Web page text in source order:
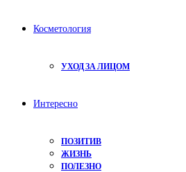
Косметология
УХОД ЗА ЛИЦОМ
Интересно
ПОЗИТИВ
ЖИЗНЬ
ПОЛЕЗНО